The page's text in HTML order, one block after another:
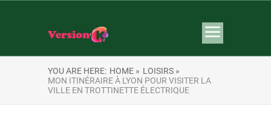
YOU ARE HERE: HOME » LOISIRS »
MON ITINÉRAIRE À LYON POUR VISITER LA
VILLE EN TROTTINETTE ÉLECTRIQUE